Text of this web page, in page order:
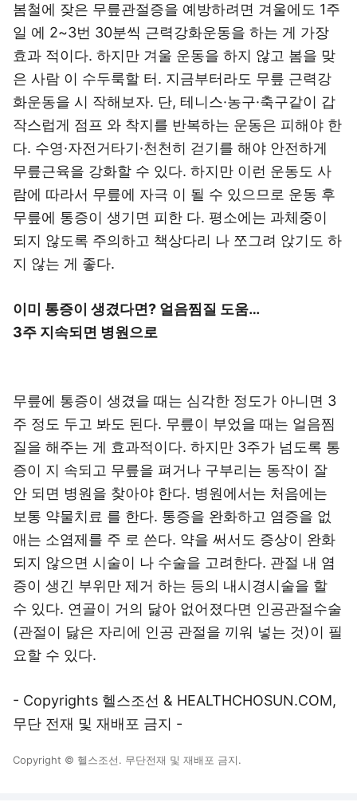
봄철에 잦은 무릎관절증을 예방하려면 겨울에도 1주
일 에 2~3번 30분씩 근력강화운동을 하는 게 가장
효과 적이다. 하지만 겨울 운동을 하지 않고 봄을 맞
은 사람 이 수두룩할 터. 지금부터라도 무릎 근력강
화운동을 시 작해보자. 단, 테니스·농구·축구같이 갑
작스럽게 점프 와 착지를 반복하는 운동은 피해야 한
다. 수영·자전거타기·천천히 걷기를 해야 안전하게
무릎근육을 강화할 수 있다. 하지만 이런 운동도 사
람에 따라서 무릎에 자극 이 될 수 있으므로 운동 후
무릎에 통증이 생기면 피한 다. 평소에는 과체중이
되지 않도록 주의하고 책상다리 나 쪼그려 앉기도 하
지 않는 게 좋다.
이미 통증이 생겼다면? 얼음찜질 도움…
3주 지속되면 병원으로
무릎에 통증이 생겼을 때는 심각한 정도가 아니면 3
주 정도 두고 봐도 된다. 무릎이 부었을 때는 얼음찜
질을 해주는 게 효과적이다. 하지만 3주가 넘도록 통
증이 지 속되고 무릎을 펴거나 구부리는 동작이 잘
안 되면 병원을 찾아야 한다. 병원에서는 처음에는
보통 약물치료 를 한다. 통증을 완화하고 염증을 없
애는 소염제를 주 로 쓴다. 약을 써서도 증상이 완화
되지 않으면 시술이 나 수술을 고려한다. 관절 내 염
증이 생긴 부위만 제거 하는 등의 내시경시술을 할
수 있다. 연골이 거의 닳아 없어졌다면 인공관절수술
(관절이 닳은 자리에 인공 관절을 끼워 넣는 것)이 필
요할 수 있다.
- Copyrights 헬스조선 & HEALTHCHOSUN.COM,
무단 전재 및 재배포 금지 -
Copyright © 헬스조선. 무단전재 및 재배포 금지.